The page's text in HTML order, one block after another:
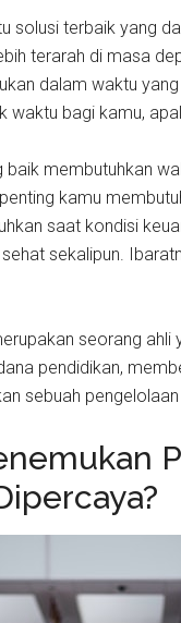
solusi terbaik yang
terarah di masa
dalam waktu
waktu bagi kamu,
membutuhkan
kamu
saat kondisi
sekalipun.
seorang
pendidikan,
sebuah